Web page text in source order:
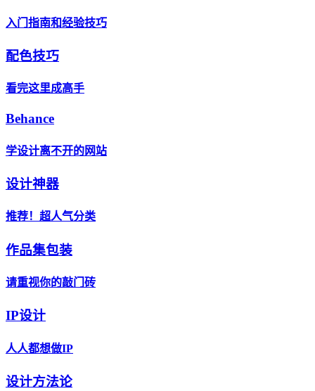
入门指南和经验技巧
配色技巧
看完这里成高手
Behance
学设计离不开的网站
设计神器
推荐！超人气分类
作品集包装
请重视你的敲门砖
IP设计
人人都想做IP
设计方法论